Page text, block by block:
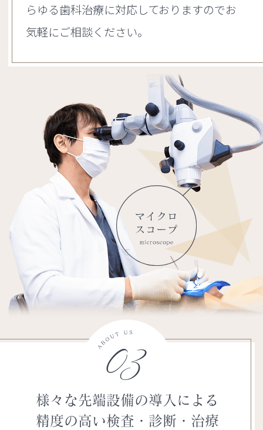
らゆる歯科治療に対応しておりますのでお
気軽にご相談ください。
03
様々な先端設備の導入による
精度の高い検査・診断・治療